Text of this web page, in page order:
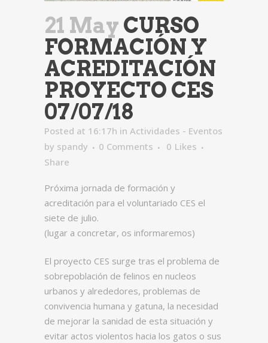
21 May CURSO
FORMACIÓN Y
ACREDITACIÓN
PROYECTO CES
07/07/18
Posted at 16:17h in Actividades - Eventos
by spandy 0 Comments 0 Likes
Share
Próxima jornada de formación y
acreditación para el voluntariado CES el
siete de julio.
(lugar a concretar, os informaremos)
El proyecto CES surge tras el problema de
sobrepoblación de felinos en nucleos
urbanos y alrededores, problemas de
convivencia humana y gatuna, la necesidad
de mejorar la sanidad de esta situación y
evitar actos violentos hacia los gatos o sus